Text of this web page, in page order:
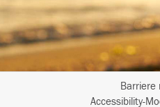
Barriere
Accessibility-